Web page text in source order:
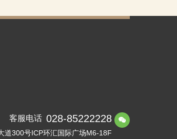
客服电话 028-85222228
道300号ICP环汇国际广场M6-18F
